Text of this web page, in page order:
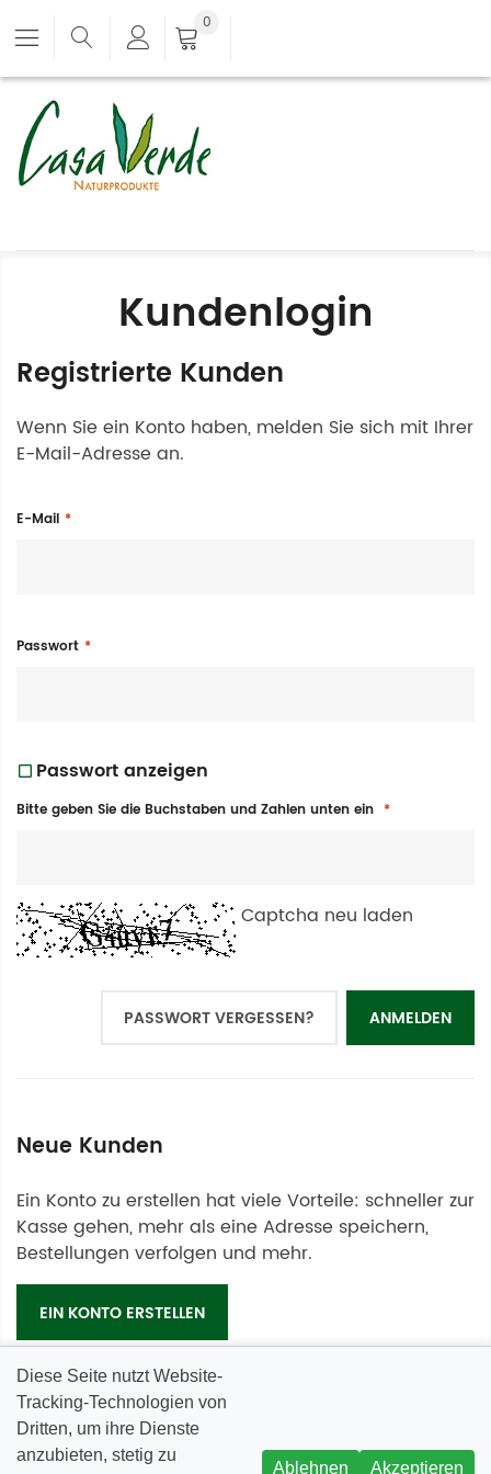
0
Kundenlogin
Registrierte Kunden
Wenn Sie ein Konto haben, melden Sie sich mit Ihrer
E-Mail-Adresse an.
E-Mail
Passwort
Passwort anzeigen
Bitte geben Sie die Buchstaben und Zahlen unten ein
Captcha neu laden
ANMELDEN
PASSWORT VERGESSEN?
Neue Kunden
Ein Konto zu erstellen hat viele Vorteile: schneller zur
Kasse gehen, mehr als eine Adresse speichern,
Bestellungen verfolgen und mehr.
EIN KONTO ERSTELLEN
Diese Seite nutzt Website-
Tracking-Technologien von
Dritten, um ihre Dienste
anzubieten, stetig zu
Ablehnen Akzeptieren
INFORMATIONEN